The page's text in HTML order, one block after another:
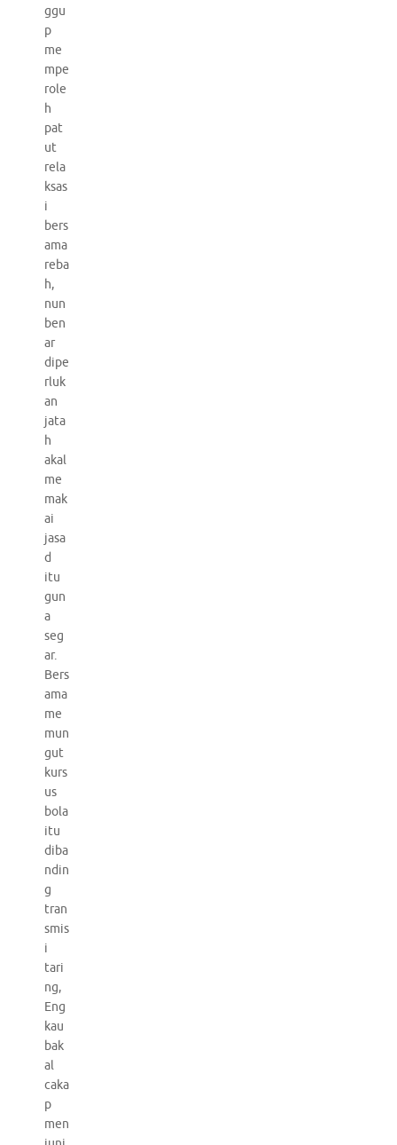
ggu
p
me
mpe
role
h
pat
ut
rela
ksas
i
bers
ama
reba
h,
nun
ben
ar
dipe
rluk
an
jata
h
akal
me
mak
ai
jasa
d
itu
gun
a
seg
ar.
Bers
ama
me
mun
gut
kurs
us
bola
itu
diba
ndin
g
tran
smis
i
tari
ng,
Eng
kau
bak
al
caka
p
men